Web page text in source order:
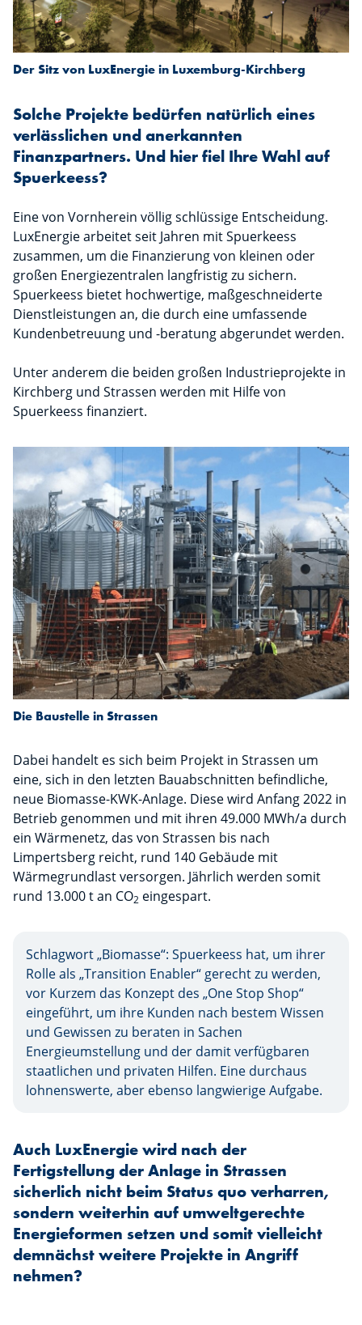
Der Sitz von LuxEnergie in Luxemburg-Kirchberg
Solche Projekte bedürfen natürlich eines
verlässlichen und anerkannten
Finanzpartners. Und hier fiel Ihre Wahl auf
Spuerkeess?
Eine von Vornherein völlig schlüssige Entscheidung.
LuxEnergie arbeitet seit Jahren mit Spuerkeess
zusammen, um die Finanzierung von kleinen oder
großen Energiezentralen langfristig zu sichern.
Spuerkeess bietet hochwertige, maßgeschneiderte
Dienstleistungen an, die durch eine umfassende
Kundenbetreuung und -beratung abgerundet werden.
Unter anderem die beiden großen Industrieprojekte in
Kirchberg und Strassen werden mit Hilfe von
Spuerkeess finanziert.
Die Baustelle in Strassen
Dabei handelt es sich beim Projekt in Strassen um
eine, sich in den letzten Bauabschnitten befindliche,
neue Biomasse-KWK-Anlage. Diese wird Anfang 2022 in
Betrieb genommen und mit ihren 49.000 MWh/a durch
ein Wärmenetz, das von Strassen bis nach
Limpertsberg reicht, rund 140 Gebäude mit
Wärmegrundlast versorgen. Jährlich werden somit
rund 13.000 t an CO2 eingespart.
Schlagwort „Biomasse“: Spuerkeess hat, um ihrer
Rolle als „Transition Enabler“ gerecht zu werden,
vor Kurzem das Konzept des „One Stop Shop“
eingeführt, um ihre Kunden nach bestem Wissen
und Gewissen zu beraten in Sachen
Energieumstellung und der damit verfügbaren
staatlichen und privaten Hilfen. Eine durchaus
lohnenswerte, aber ebenso langwierige Aufgabe.
Auch LuxEnergie wird nach der
Fertigstellung der Anlage in Strassen
sicherlich nicht beim Status quo verharren,
sondern weiterhin auf umweltgerechte
Energieformen setzen und somit vielleicht
demnächst weitere Projekte in Angriff
nehmen?